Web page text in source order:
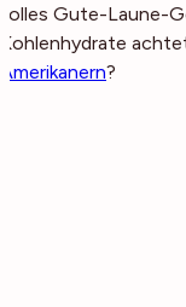
tolles Gute-Laune-
Kohlenhydrate
Amerikanern?